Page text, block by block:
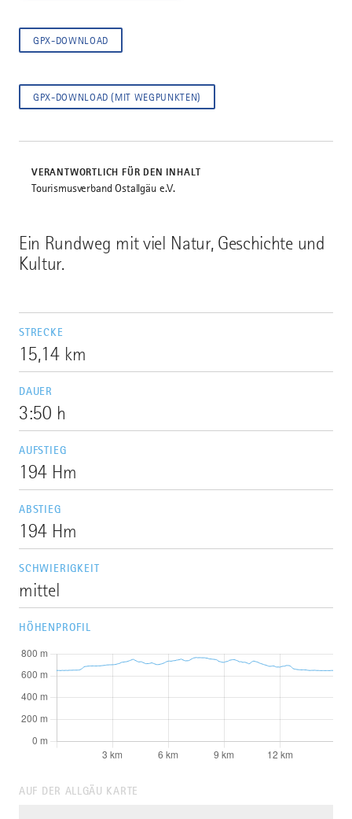
Ein Rundweg mit viel Natur, Geschichte und
Kultur.
STRECKE
15,14 km
DAUER
3:50 h
AUFSTIEG
194 Hm
ABSTIEG
194 Hm
SCHWIERIGKEIT
mittel
HÖHENPROFIL
AUF DER ALLGÄU KARTE
GPX-DOWNLOAD
GPX-DOWNLOAD (MIT WEGPUNKTEN)
VERANTWORTLICH FÜR DEN INHALT
Tourismusverband Ostallgäu e.V.